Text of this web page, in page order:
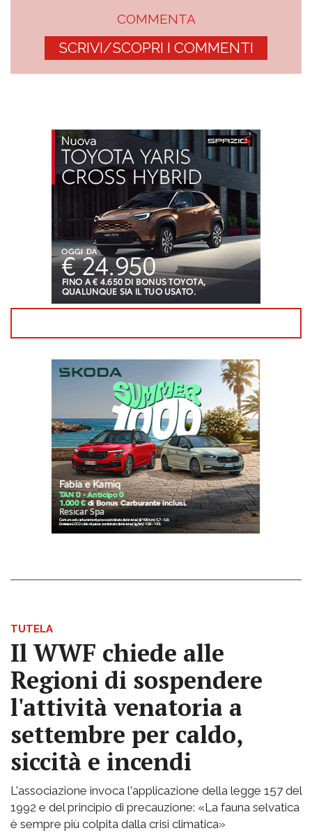
COMMENTA
SCRIVI/SCOPRI I COMMENTI
TUTELA
Il WWF chiede alle
Regioni di sospendere
l'attività venatoria a
settembre per caldo,
siccità e incendi
L'associazione invoca l'applicazione della legge 157 del
1992 e del principio di precauzione: «La fauna selvatica
è sempre più colpita dalla crisi climatica»